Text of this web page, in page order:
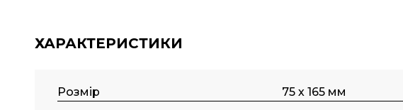
ХАРАКТЕРИСТИКИ
Розмір 75 х 165 мм